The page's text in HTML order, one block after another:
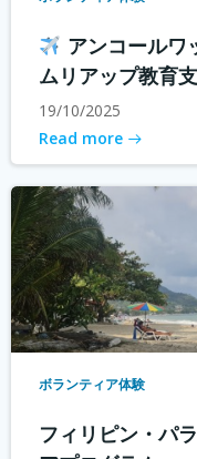
アンコールワ
ムリアップ教育
19/10/2025
Read more
ボランティア体験
フィリピン・パ